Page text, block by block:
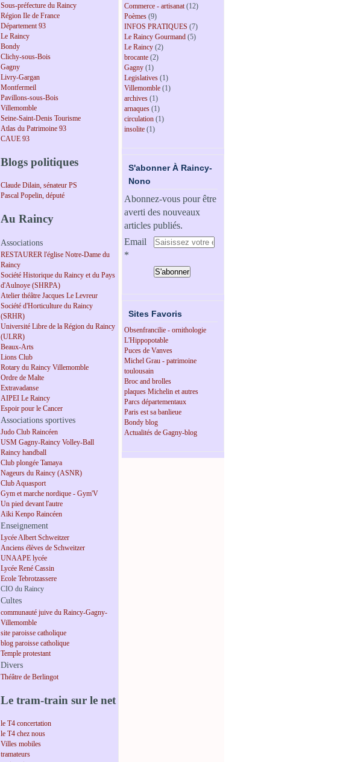
Sous-préfecture du Raincy
Région Ile de France
Département 93
Le Raincy
Bondy
Clichy-sous-Bois
Gagny
Livry-Gargan
Montfermeil
Pavillons-sous-Bois
Villemomble
Seine-Saint-Denis Tourisme
Atlas du Patrimoine 93
CAUE 93
Blogs politiques
Claude Dilain, sénateur PS
Pascal Popelin, député
Au Raincy
Associations
RESTAURER l'église Notre-Dame du
Raincy
Société Historique du Raincy et du Pays
d'Aulnoye (SHRPA)
Atelier théâtre Jacques Le Levreur
Société d'Horticulture du Raincy
(SRHR)
Université Libre de la Région du Raincy
(ULRR)
Beaux-Arts
Lions Club
Rotary du Raincy Villemomble
Ordre de Malte
Extravadanse
AIPEI Le Raincy
Espoir pour le Cancer
Associations sportives
Judo Club Raincéen
USM Gagny-Raincy Volley-Ball
Raincy handball
Club plongée Tamaya
Nageurs du Raincy (ASNR)
Club Aquasport
Gym et marche nordique - Gym'V
Un pied devant l'autre
Aïki Kenpo Raincéen
Enseignement
Lycée Albert Schweitzer
Anciens élèves de Schweitzer
UNAAPE lycée
Lycée René Cassin
Ecole Tebrotzassere
CIO du Raincy
Cultes
communauté juive du Raincy-Gagny-
Villemomble
site paroisse catholique
blog paroisse catholique
Temple protestant
Divers
Théâtre de Berlingot
Le tram-train sur le net
le T4 concertation
le T4 chez nous
Villes mobiles
tramateurs
Commerce - artisanat(12)
Poèmes (9)
INFOS PRATIQUES (7)
Le Raincy Gourmand (5)
Le Raincy (2)
brocante (2)
Gagny (1)
Legislatives (1)
Villemomble (1)
archives (1)
arnaques (1)
circulation (1)
insolite (1)
S'abonner À Raincy-
Nono
Abonnez-vous pour être
averti des nouveaux
articles publiés.
Email
Sites Favoris
Obsenfrancilie - ornithologie
L'Hippopotable
Puces de Vanves
Michel Grau - patrimoine
toulousain
Broc and brolles
plaques Michelin et autres
Parcs départementaux
Paris est sa banlieue
Bondy blog
Actualités de Gagny-blog